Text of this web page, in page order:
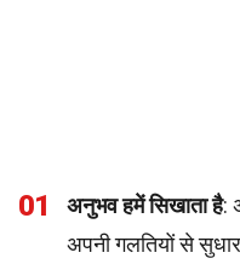
01 अनुभव हमें सिखाता है:
अपनी गलतियों से